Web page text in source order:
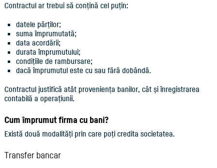
Contractul ar trebui să conțină cel puțin:
datele părților;
suma împrumutată;
data acordării;
durata împrumutului;
condițiile de rambursare;
dacă împrumutul este cu sau fără dobândă.
Contractul justifică atât proveniența banilor, cât și înregistrarea
contabilă a operațiunii.
Cum împrumut firma cu bani?
Există două modalități prin care poți credita societatea.
Transfer bancar